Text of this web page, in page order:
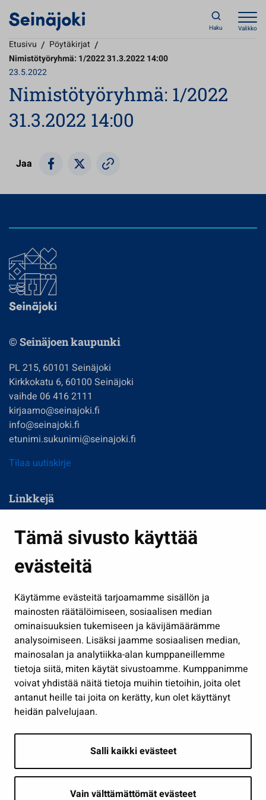
Tämä sivusto käyttää
evästeitä
Käytämme evästeitä tarjoamamme sisällön ja
mainosten räätälöimiseen, sosiaalisen median
ominaisuuksien tukemiseen ja kävijämäärämme
analysoimiseen. Lisäksi jaamme sosiaalisen median,
mainosalan ja analytiikka-alan kumppaneillemme
tietoja siitä, miten käytät sivustoamme. Kumppanimme
voivat yhdistää näitä tietoja muihin tietoihin, joita olet
antanut heille tai joita on kerätty, kun olet käyttänyt
heidän palvelujaan.
Salli kaikki evästeet
Vain välttämättömät evästeet
Haku Valikko
Etusivu / Pöytäkirjat /
Nimistötyöryhmä: 1/2022 31.3.2022 14:00
23.5.2022
Nimistötyöryhmä: 1/2022
31.3.2022 14:00
Jaa
© Seinäjoen kaupunki
PL 215, 60101 Seinäjoki
Kirkkokatu 6, 60100 Seinäjoki
vaihde 06 416 2111
kirjaamo@seinajoki.fi
info@seinajoki.fi
etunimi.sukunimi@seinajoki.fi
Tilaa uutiskirje
Linkkejä
Kasvatus ja opetus
Kulttuuri ja liikunta
Työ ja yrittäminen
Osallistu ja asioi
Näytä omat evästeasetukseni
Seuraa meitä